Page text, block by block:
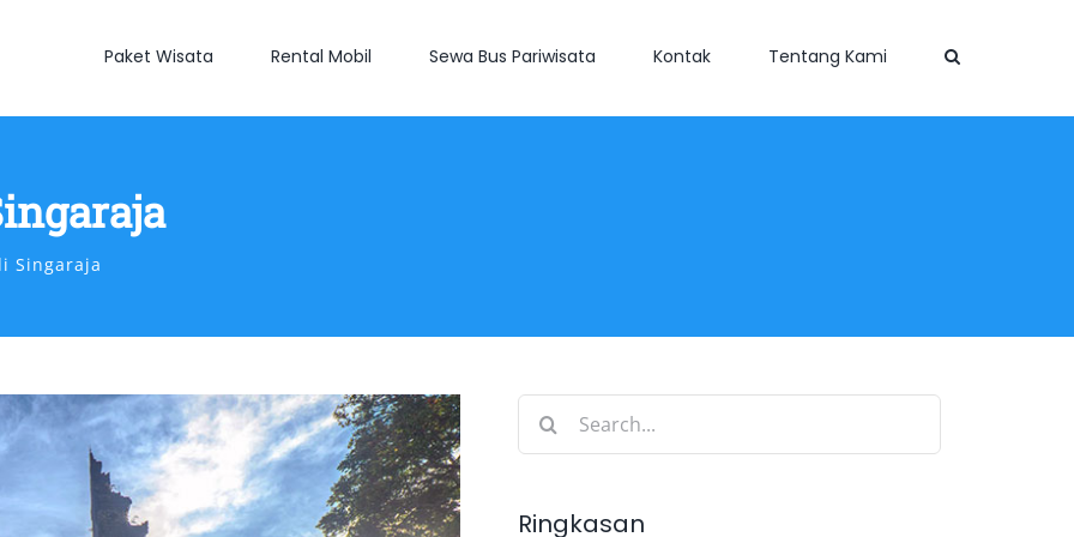
Paket Wisata Rental Mobil Sewa Bus Pariwisata Kontak Tentang Kami
Singaraja
Search
Ringkasan